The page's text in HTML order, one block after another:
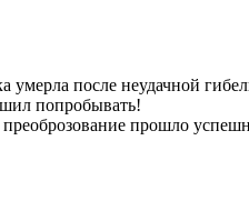
после неудачной
попробывать!
прошло